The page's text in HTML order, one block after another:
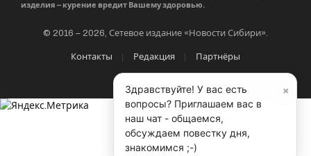
изделия – курение вредит Вашему здоровью.
© 2016 – 2026, Сетевое издание «Новости Сибири».
Контакты Редакция Партнёры
×
Здравствуйте! У вас есть
вопросы? Приглашаем вас в
наш чат - общаемся,
обсуждаем повестку дня,
знакомимся ;-)